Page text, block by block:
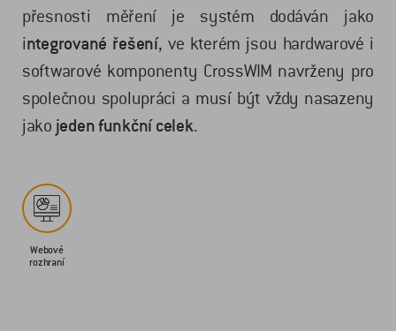
přesnosti měření je systém dodáván jako
integrované řešení, ve kterém jsou hardwarové i
softwarové komponenty CrossWIM navrženy pro
společnou spolupráci a musí být vždy nasazeny
jako jeden funkční celek.
Webové
rozhraní